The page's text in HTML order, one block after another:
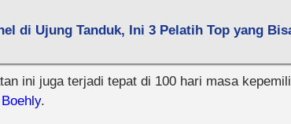
di Ujung Tanduk, Ini 3 Pelatih Top yang
ini juga terjadi tepat di 100 hari masa
.